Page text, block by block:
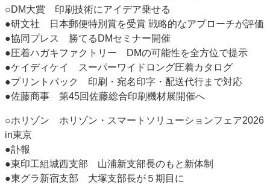
○DM大賞 印刷技術にアイデア乗せる
●研文社 日本郵便特別賞を受賞 戦略的なアプローチが評価
●協同プレス 勝てるDMセミナー開催
●圧着ハガキファクトリー DMの可能性を全方位で提示
●ケイディケイ スーパーワイドロング圧着カタログ
●プリントパック 印刷・宛名印字・配送代行まで対応
●佐藤商事 第45回佐藤総合印刷機材展開催へ
○ホリゾン ホリゾン・スマートソリューションフェア2026
in東京
●訃報
●東印工組城西支部 山浦新支部長のもと新体制
●東グラ新宿支部 大塚支部長が５期目に